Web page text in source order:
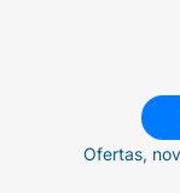
Ofertas,